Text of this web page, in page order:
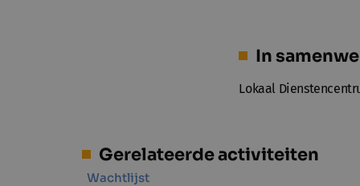
In
Lokaal
Gerelateerde activiteiten
Wachtlijst